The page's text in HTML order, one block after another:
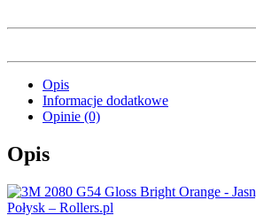
Opis
Informacje dodatkowe
Opinie (0)
Opis